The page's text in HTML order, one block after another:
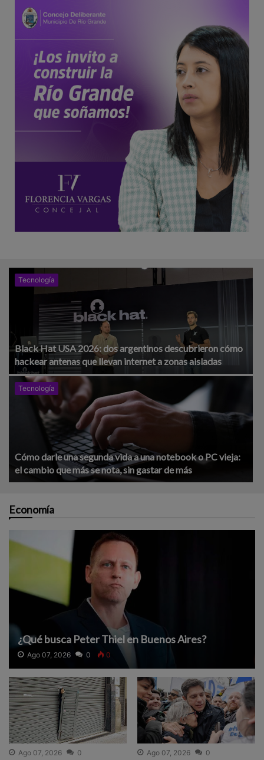
Tecnología
Black Hat USA 2026: dos argentinos descubrieron cómo
hackear antenas que llevan internet a zonas aisladas
Tecnología
Cómo darle una segunda vida a una notebook o PC vieja:
el cambio que más se nota, sin gastar de más
Economía
¿Qué busca Peter Thiel en Buenos Aires?
Ago 07, 2026 0 0
Ago 07, 2026 0 Ago 07, 2026 0